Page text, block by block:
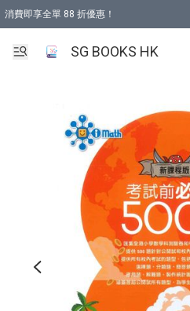
消費即享全單 88 折優惠！
SG BOOKS HK